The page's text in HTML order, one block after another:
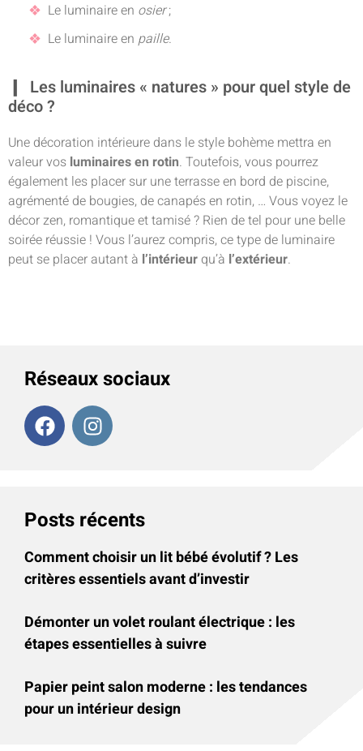
Le luminaire en osier;
Le luminaire en paille.
Les luminaires « natures » pour quel style de
déco ?
Une décoration intérieure dans le style bohème mettra en
valeur vos luminaires en rotin. Toutefois, vous pourrez
également les placer sur une terrasse en bord de piscine,
agrémenté de bougies, de canapés en rotin, … Vous voyez le
décor zen, romantique et tamisé ? Rien de tel pour une belle
soirée réussie ! Vous l’aurez compris, ce type de luminaire
peut se placer autant à l’intérieur qu’à l’extérieur.
Réseaux sociaux
Posts récents
Comment choisir un lit bébé évolutif ? Les
critères essentiels avant d’investir
Démonter un volet roulant électrique : les
étapes essentielles à suivre
Papier peint salon moderne : les tendances
pour un intérieur design